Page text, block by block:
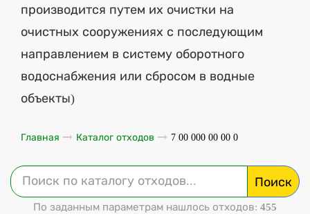
производится путем их очистки на
очистных сооружениях с последующим
направлением в систему оборотного
водоснабжения или сбросом в водные
объекты)
Главная Каталог отходов 7 00 000 00 00 0
Поиск
По заданным параметрам нашлось отходов: 455